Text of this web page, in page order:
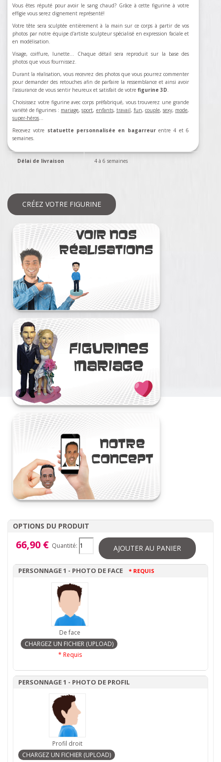
Vous êtes réputé pour avoir le sang chaud? Grâce à cette figurine à votre
effigie vous serez dignement représenté!
Votre tête sera sculptée entièrement à la main sur ce corps à partir de vos
photos par notre équipe d'artiste sculpteur spécialisé en expression faciale et
en modélisation.
Visage, coiffure, lunette... Chaque détail sera reproduit sur la base des
photos que vous fournissez.
Durant la réalisation, vous recevrez des photos que vous pourrez commenter
pour demander des retouches afin de parfaire la ressemblance et ainsi avoir
l'assurance de vous sentir heureux et satisfait de votre figurine 3D.
Choisissez votre figurine avec corps préfabriqué, vous trouverez une grande
variété de figurines : mariage,sport, enfants, travail, fun, couple, sexy, mode,
super-héros…
Recevez votre statuette personnalisée en bagarreurentre 4 et 6
semaines.
Délai de livraison 4 à 6 semaines
CRÉEZ VOTRE FIGURINE
OPTIONS DU PRODUIT
66,90 € Quantité: AJOUTER AU PANIER
PERSONNAGE 1 - PHOTO DE FACE * REQUIS
De face
* Requis
PERSONNAGE 1 - PHOTO DE PROFIL
Profil droit